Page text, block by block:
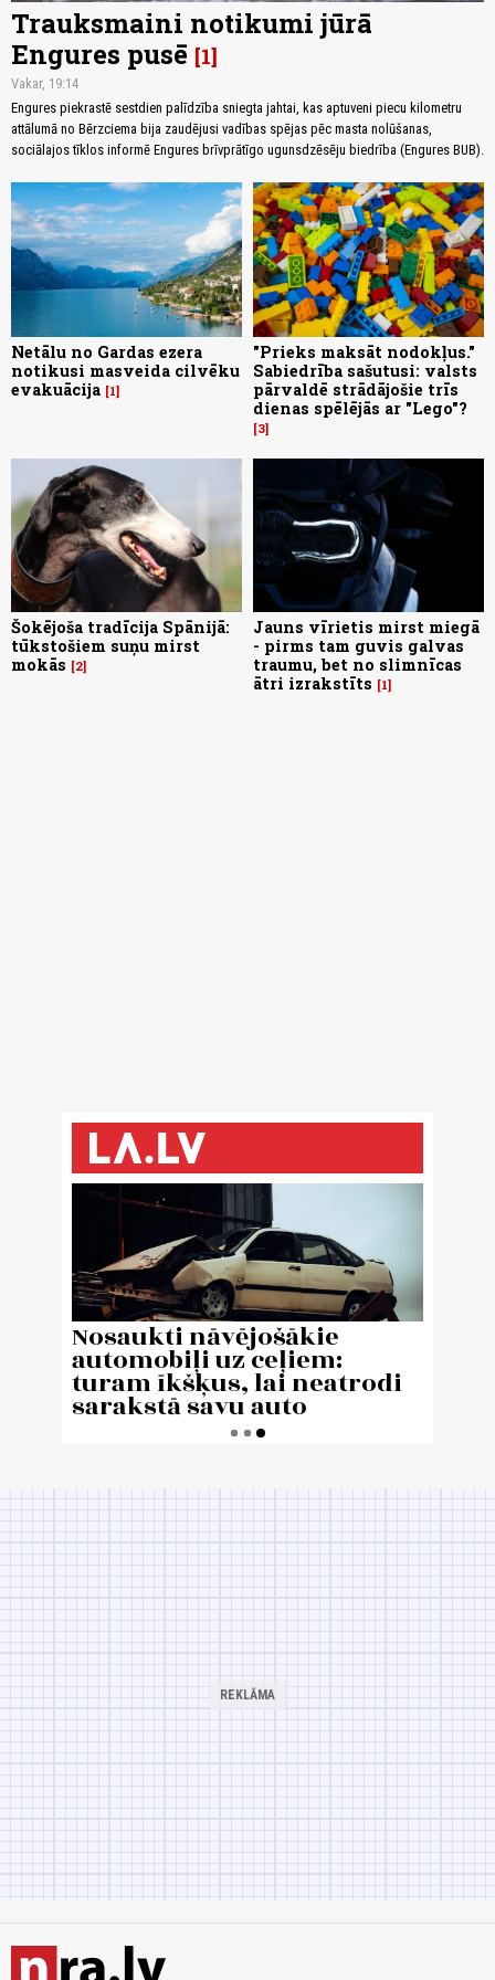
Trauksmaini notikumi jūrā
Engures pusē 1
Vakar, 19:14
Engures piekrastē sestdien palīdzība sniegta jahtai, kas aptuveni piecu kilometru
attālumā no Bērzciema bija zaudējusi vadības spējas pēc masta nolūšanas,
sociālajos tīklos informē Engures brīvprātīgo ugunsdzēsēju biedrība (Engures BUB).
Netālu no Gardas ezera
notikusi masveida cilvēku
evakuācija 1
"Prieks maksāt nodokļus."
Sabiedrība sašutusi: valsts
pārvaldē strādājošie trīs
dienas spēlējās ar "Lego"?
3
Šokējoša tradīcija Spānijā:
tūkstošiem suņu mirst
mokās
2
Jauns vīrietis mirst miegā
- pirms tam guvis galvas
traumu, bet no slimnīcas
ātri izrakstīts
1